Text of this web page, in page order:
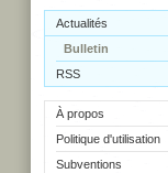
Actualités
Bulletin
RSS
À propos
Politique d'utilisation
Subventions